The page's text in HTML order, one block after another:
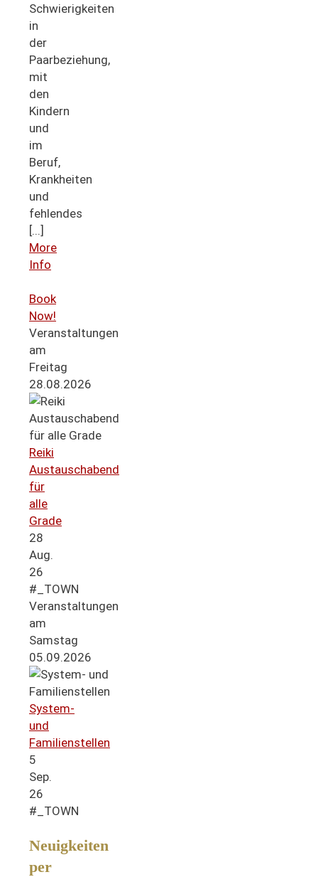
Schwierigkeiten
in
der
Paarbeziehung,
mit
den
Kindern
und
im
Beruf,
Krankheiten
und
fehlendes
[...]
More
Info
Book
Now!
Veranstaltungen
am
Freitag
28.08.2026
Reiki
Austauschabend
für
alle
Grade
28
Aug.
26
#_TOWN
Veranstaltungen
am
Samstag
05.09.2026
System-
und
Familienstellen
5
Sep.
26
#_TOWN
Neuigkeiten
per